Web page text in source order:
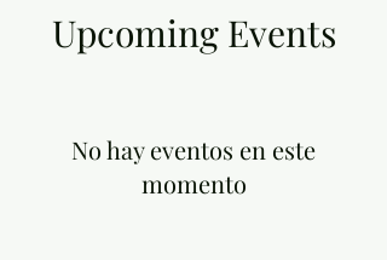
Upcoming Events
No hay eventos en este
momento